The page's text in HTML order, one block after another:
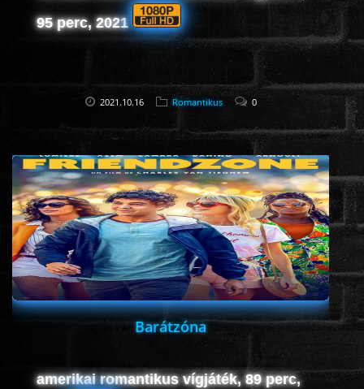
www.onlinefilmvilag2.eu,Copyright © 2017-2026 Az oldal nem tárol
semmilyen jogsértő tartalmat. Minden adat külső forrásból származik |
Frissítve: 2026.07.27|Fel ↑
95 perc, 2021
2021.10.16 Romantikus 0
Barátzóna
amerikai romantikus vígjáték, 89 perc,